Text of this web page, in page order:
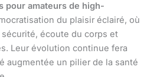
pour amateurs de high-
du plaisir éclairé, où
écoute du corps et
Leur évolution continue fera
augmentée un pilier de la santé